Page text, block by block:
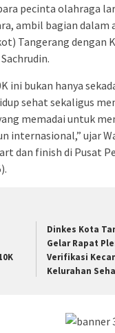
pecinta olahraga
ambil bagian dalam
Tangerang dengan
ini bukan hanya
sehat sekaligus
memadai untuk
internasional,” ujar
dan finish di Pusat
Dinkes Kota
Gelar Rapat
Verifikasi
Kelurahan